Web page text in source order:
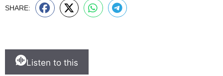
SHARE:
Listen to this